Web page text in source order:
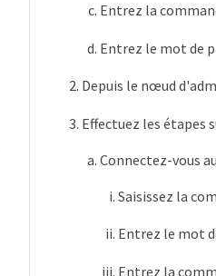
Entrez la
Entrez le mot de
Depuis le nœud
Effectuez les étapes
Connectez-vous
Saisissez la
Entrez le mot
Entrez la